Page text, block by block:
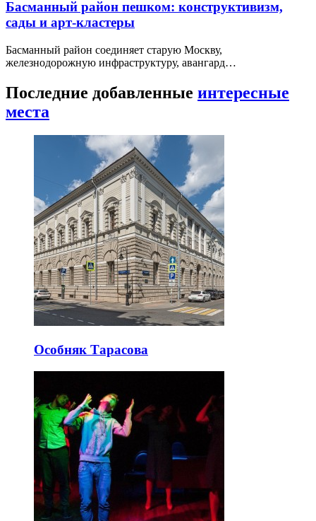
Басманный район пешком: конструктивизм,
сады и арт-кластеры
Басманный район соединяет старую Москву,
железнодорожную инфраструктуру, авангард…
Последние добавленные интересные
места
Особняк Тарасова